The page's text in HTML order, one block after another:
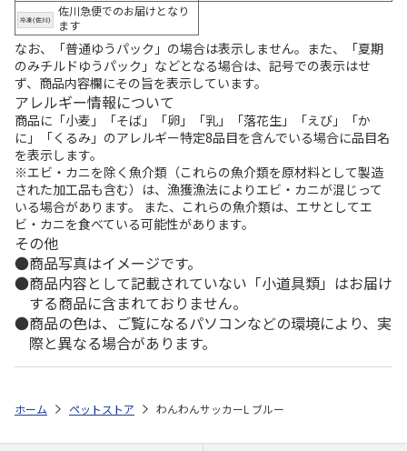
佐川急便でのお届けとなり
ます
なお、「普通ゆうパック」の場合は表示しません。また、「夏期
のみチルドゆうパック」などとなる場合は、記号での表示はせ
ず、商品内容欄にその旨を表示しています。
アレルギー情報について
商品に「小麦」「そば」「卵」「乳」「落花生」「えび」「か
に」「くるみ」のアレルギー特定8品目を含んでいる場合に品目名
を表示します。
※エビ・カニを除く魚介類（これらの魚介類を原材料として製造
された加工品も含む）は、漁獲漁法によりエビ・カニが混じって
いる場合があります。 また、これらの魚介類は、エサとしてエ
ビ・カニを食べている可能性があります。
その他
商品写真はイメージです。
商品内容として記載されていない「小道具類」はお届け
する商品に含まれておりません。
商品の色は、ご覧になるパソコンなどの環境により、実
際と異なる場合があります。
ホーム ペットストア わんわんサッカーL ブルー